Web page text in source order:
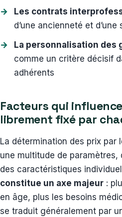
Les contrats
d’une ancienneté et
La personnalisation des
comme un critère décisif
adhérents
Facteurs qui
librement fixé par
La détermination des prix par
une multitude de
des caractéristiques
constitue un axe majeur :
en âge, plus les besoins
se traduit généralement par